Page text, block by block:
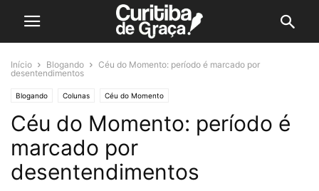
Início Blogando
Céu do Momento: período é marcado por
desentendimentos
Blogando Colunas Céu do Momento
Céu do Momento: período é
marcado por
desentendimentos